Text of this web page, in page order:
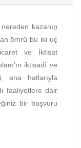
kazanıp
ömrü bu iki uç
ve İktisat
iktisadî ve
ana hatlarıyla
faaliyetlere dair
bir başvuru